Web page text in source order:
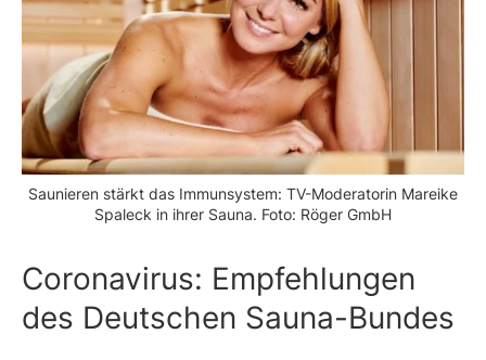
Saunieren stärkt das Immunsystem: TV-Moderatorin Mareike
Spaleck in ihrer Sauna. Foto: Röger GmbH
Coronavirus: Empfehlungen
des Deutschen Sauna-Bundes